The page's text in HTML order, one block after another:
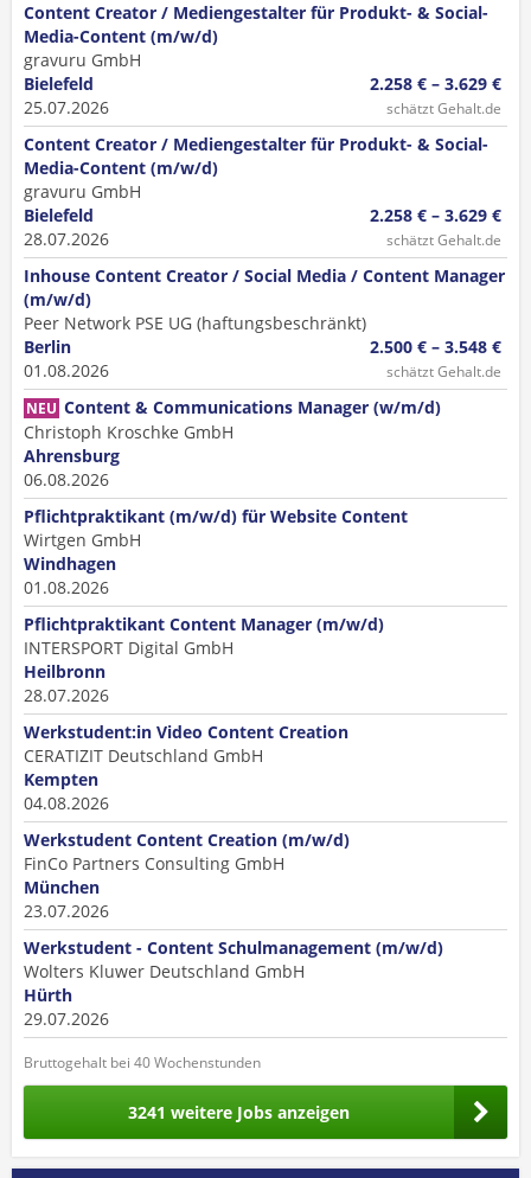
Content Creator / Mediengestalter für Produkt- & Social-
Media-Content (m/w/d)
gravuru GmbH
Bielefeld
25.07.2026
2.258 € – 3.629 €
schätzt Gehalt.de
Content Creator / Mediengestalter für Produkt- & Social-
Media-Content (m/w/d)
gravuru GmbH
Bielefeld
28.07.2026
2.258 € – 3.629 €
schätzt Gehalt.de
Inhouse Content Creator / Social Media / Content Manager
(m/w/d)
Peer Network PSE UG (haftungsbeschränkt)
Berlin
01.08.2026
2.500 € – 3.548 €
schätzt Gehalt.de
NEU Content & Communications Manager (w/m/d)
Christoph Kroschke GmbH
Ahrensburg
06.08.2026
Pflichtpraktikant (m/w/d) für Website Content
Wirtgen GmbH
Windhagen
01.08.2026
Pflichtpraktikant Content Manager (m/w/d)
INTERSPORT Digital GmbH
Heilbronn
28.07.2026
Werkstudent:in Video Content Creation
CERATIZIT Deutschland GmbH
Kempten
04.08.2026
Werkstudent Content Creation (m/w/d)
FinCo Partners Consulting GmbH
München
23.07.2026
Werkstudent - Content Schulmanagement (m/w/d)
Wolters Kluwer Deutschland GmbH
Hürth
29.07.2026
Bruttogehalt bei 40 Wochenstunden
3241 weitere Jobs anzeigen